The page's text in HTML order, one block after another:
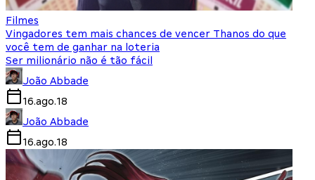
Filmes
Vingadores tem mais chances de vencer Thanos do que
você tem de ganhar na loteria
Ser milionário não é tão fácil
João Abbade
16.ago.18
João Abbade
16.ago.18